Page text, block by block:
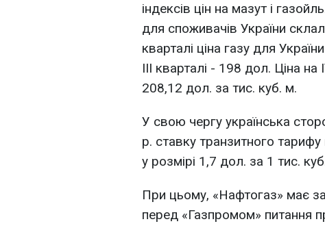
індексів цін на мазут і
для споживачів України
кварталі ціна газу для
III кварталі - 198 дол. Ціна на
208,12 дол. за тис. куб. м.
У свою чергу українська
р. ставку транзитного тарифу
у розмірі 1,7 дол. за 1 тис.
При цьому, «Нафтогаз» має
перед «Газпромом» питання